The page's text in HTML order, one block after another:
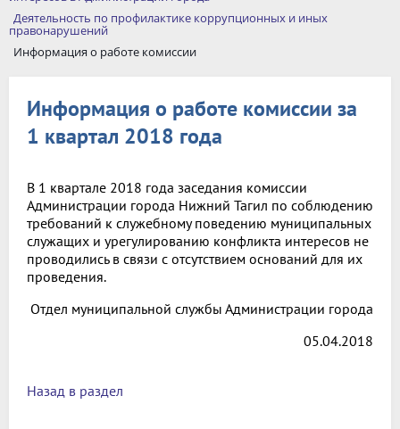
Деятельность по профилактике коррупционных и иных
правонарушений
Информация о работе комиссии
Информация о работе комиссии за
1 квартал 2018 года
В 1 квартале 2018 года заседания комиссии
Администрации города Нижний Тагил по соблюдению
требований к служебному поведению муниципальных
служащих и урегулированию конфликта интересов не
проводились в связи с отсутствием оснований для их
проведения.
Отдел муниципальной службы Администрации города
05.04.2018
Назад в раздел